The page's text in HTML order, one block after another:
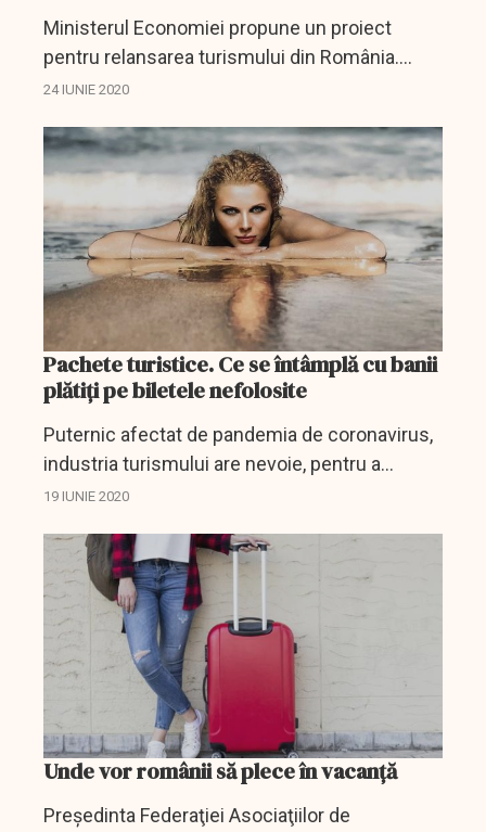
Ministerul Economiei propune un proiect
pentru relansarea turismului din România.
Turismul are nevoie de bani iar acest lucru se
se acordă angajaților...
24 IUNIE 2020
Pachete turistice. Ce se întâmplă cu banii
plătiți pe biletele nefolosite
Puternic afectat de pandemia de coronavirus,
industria turismului are nevoie, pentru a
supraviețui, de un sprijin susținut din partea
un flux...
19 IUNIE 2020
Unde vor românii să plece în vacanță
Preşedinta Federaţiei Asociaţiilor de